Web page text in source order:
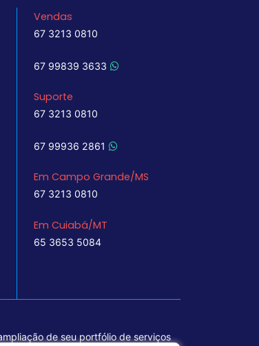
Vendas
67 3213 0810
67 99839 3633
Suporte
67 3213 0810
67 99936 2861
Em Campo Grande/MS
67 3213 0810
Em Cuiabá/MT
65 3653 5084
de seu portfólio de serviços